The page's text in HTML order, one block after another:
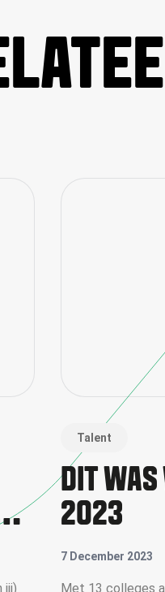
jij)
Talent
DIT WAS
2023
7 December 2023
Met 13 colleges